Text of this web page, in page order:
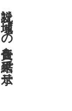
社説 地域への責任を結果で示せ